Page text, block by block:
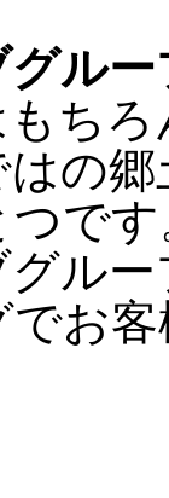
ル
ち
はの
つで
ル
お